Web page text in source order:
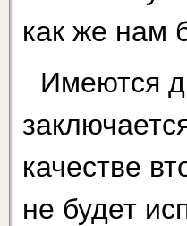
как же нам
Имеются
качестве
не будет